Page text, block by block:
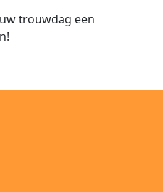
trouwdag een